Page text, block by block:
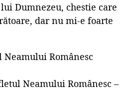
Dumnezeu, chestie care
dar nu mi-e foarte
Neamului Românesc
Neamului Românesc –